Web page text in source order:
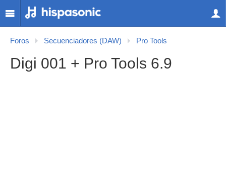
Foros Secuenciadores (DAW) Pro Tools
Digi 001 + Pro Tools 6.9